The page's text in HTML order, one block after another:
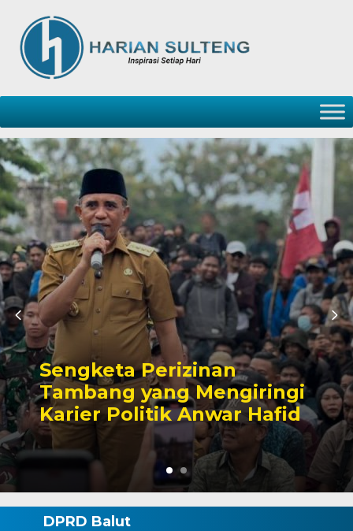
Sengketa Perizinan
Tambang yang Mengiringi
Karier Politik Anwar Hafid
DPRD Balut